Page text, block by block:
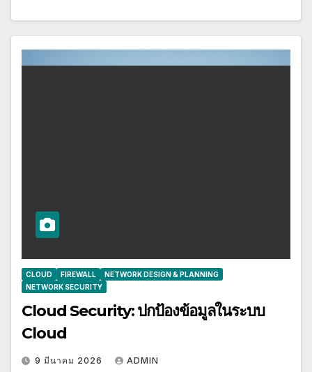
CLOUD FIREWALL
NETWORK DESIGN & PLANNING
NETWORK SECURITY
Cloud Security: ปกป้องข้อมูลในระบบ
Cloud
9 มีนาคม 2026 ADMIN